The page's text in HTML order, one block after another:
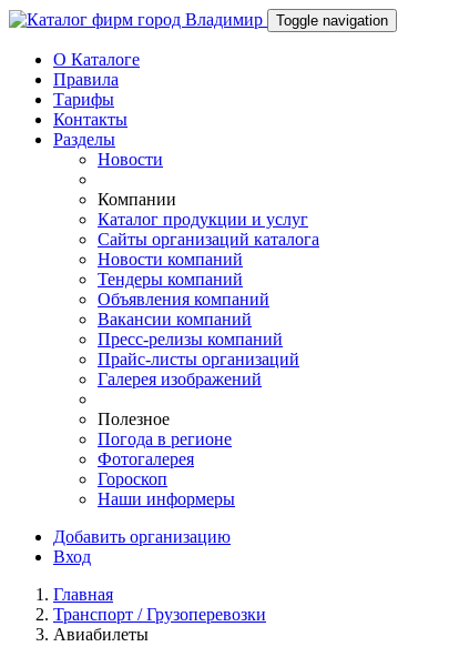
Toggle navigation
О Каталоге
Правила
Тарифы
Контакты
Разделы
Новости
Компании
Каталог продукции и услуг
Сайты организаций каталога
Новости компаний
Тендеры компаний
Объявления компаний
Вакансии компаний
Пресс-релизы компаний
Прайс-листы организаций
Галерея изображений
Полезное
Погода в регионе
Фотогалерея
Гороскоп
Наши информеры
Добавить организацию
Вход
Главная
Транспорт / Грузоперевозки
Авиабилеты